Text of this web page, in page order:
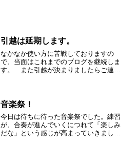
引越は延期します。
なかなか使い方に苦戦しておりますの
で、当面はこれまでのブログを継続しま
す。 また引越が決まりましたらご連絡
音楽祭！
今日は待ちに待った音楽祭でした。練習
が、合奏が進んでいくにつれて「楽しみ
だな」という感じが高まっていきました